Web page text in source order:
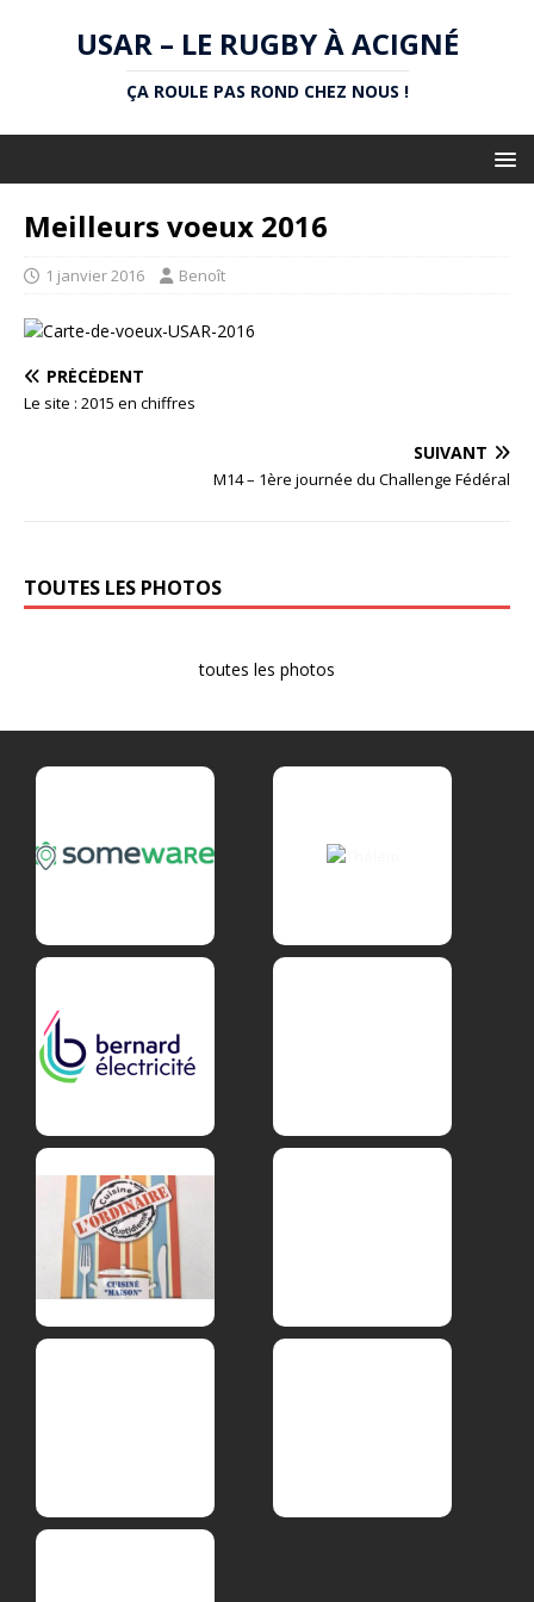
USAR – LE RUGBY À ACIGNÉ
ÇA ROULE PAS ROND CHEZ NOUS !
Meilleurs voeux 2016
1 janvier 2016 Benoît
PRÉCÉDENT
Le site : 2015 en chiffres
SUIVANT
M14 – 1ère journée du Challenge Fédéral
TOUTES LES PHOTOS
toutes les photos